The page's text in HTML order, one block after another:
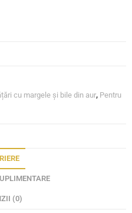
cu margele și bile din aur, Pentru
(0)